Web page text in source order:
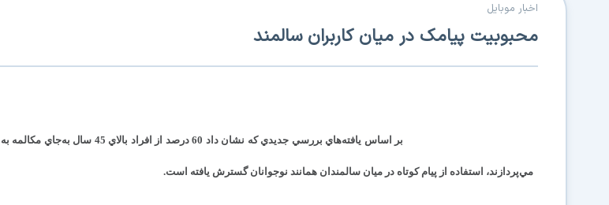
اخبار موبایل
محبوبیت پیامک در میان کاربران سالمند
بر اساس يافته‌هاي بررسي جديدي كه نشان داد 60 درصد از افراد
مي‌پردازند، استفاده از پيام كوتاه در ميان سالمندان همانند نوجوانان گسترش يافته است.